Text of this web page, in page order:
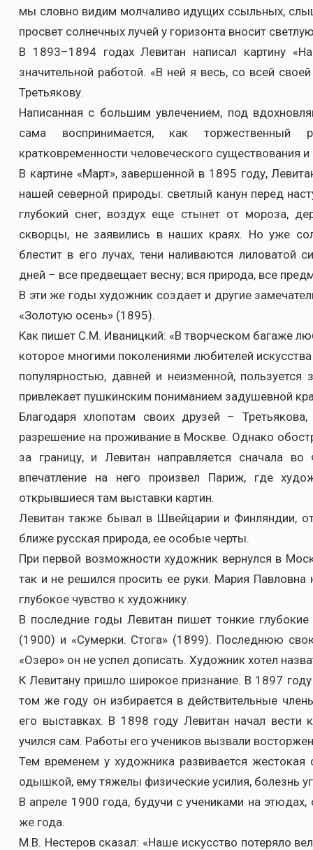
мы словно видим молчаливо идущих ссыльных,
просвет солнечных лучей у горизонта вносит
В 1893–1894 годах Левитан написал картину
значительной работой. «В ней я весь, со всей
Третьякову.
Написанная с большим увлечением, под
сама воспринимается, как торжественный
кратковременности человеческого существования
В картине «Март», завершенной в 1895 году,
нашей северной природы: светлый канун перед
глубокий снег, воздух еще стынет от мороза,
скворцы, не заявились в наших краях. Но уже
блестит в его лучах, тени наливаются лиловатой
дней – все предвещает весну; вся природа, все
В эти же годы художник создает и другие
«Золотую осень» (1895).
Как пишет С.М. Иваницкий: «В творческом багаже
которое многими поколениями любителей
популярностью, давней и неизменной,
привлекает пушкинским пониманием задушевной
Благодаря хлопотам своих друзей –
разрешение на проживание в Москве. Однако
за границу, и Левитан направляется сначала
впечатление на него произвел Париж, где
открывшиеся там выставки картин.
Левитан также бывал в Швейцарии и Финляндии,
ближе русская природа, ее особые черты.
При первой возможности художник вернулся в
так и не решился просить ее руки. Мария
глубокое чувство к художнику.
В последние годы Левитан пишет тонкие
(1900) и «Сумерки. Стога» (1899). Последнюю
«Озеро» он не успел дописать. Художник хотел
К Левитану пришло широкое признание. В 1897
том же году он избирается в действительные
его выставках. В 1898 году Левитан начал
учился сам. Работы его учеников вызвали
Тем временем у художника развивается
одышкой, ему тяжелы физические усилия, болезнь
В апреле 1900 года, будучи с учениками на
же года.
М.В. Нестеров сказал: «Наше искусство потеряло